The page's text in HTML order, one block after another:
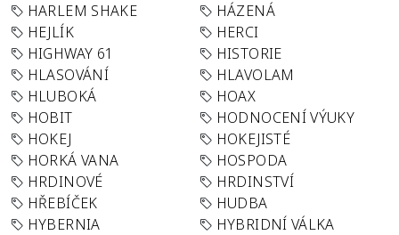
HARLEM SHAKE
HÁZENÁ
HEJLÍK
HERCI
HIGHWAY 61
HISTORIE
HLASOVÁNÍ
HLAVOLAM
HLUBOKÁ
HOAX
HOBIT
HODNOCENÍ VÝUKY
HOKEJ
HOKEJISTÉ
HORKÁ VANA
HOSPODA
HRDINOVÉ
HRDINSTVÍ
HŘEBÍČEK
HUDBA
HYBERNIA
HYBRIDNÍ VÁLKA